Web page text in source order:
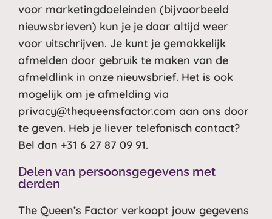
voor marketingdoeleinden (bijvoorbeeld
nieuwsbrieven) kun je je daar altijd weer
voor uitschrijven. Je kunt je gemakkelijk
afmelden door gebruik te maken van de
afmeldlink in onze nieuwsbrief. Het is ook
mogelijk om je afmelding via
privacy@thequeensfactor.com aan ons door
te geven. Heb je liever telefonisch contact?
Bel dan +31 6 27 87 09 91.
Delen van persoonsgegevens met
derden
The Queen’s Factor verkoopt jouw gegevens